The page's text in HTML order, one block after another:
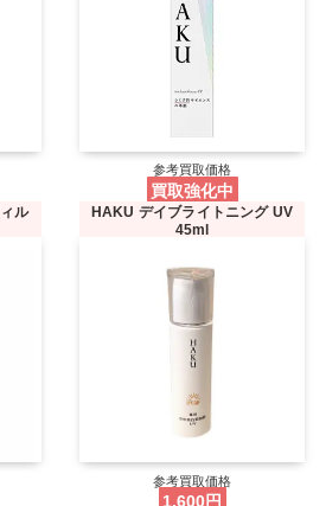
参考買取価格
買取強化中
ル
HAKU デイブライトニング UV
45ml
参考買取価格
1,600円